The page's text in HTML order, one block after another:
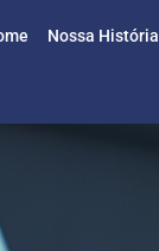
Nossa História